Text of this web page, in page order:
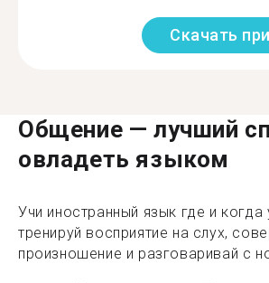
Скачать
Общение — лучший
овладеть языком
Учи иностранный язык где и когда
тренируй восприятие на слух,
произношение и разговаривай с